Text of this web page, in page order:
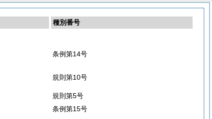
種別番号
条例第14号
規則第10号
規則第5号
条例第15号